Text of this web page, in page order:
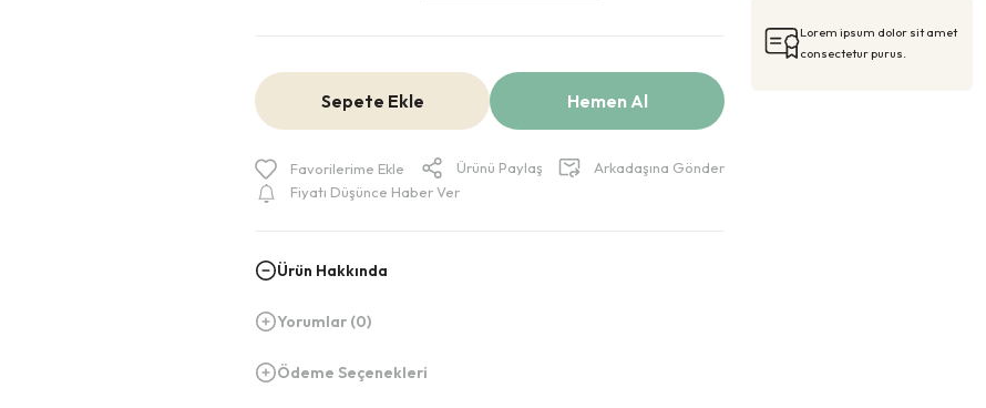
Sepete Ekle Hemen Al
Ürünü Paylaş
Arkadaşına Gönder
Fiyatı Düşünce Haber Ver
Ürün Hakkında
Yorumlar (0)
Ödeme Seçenekleri
Lorem ipsum dolor sit amet
consectetur purus.